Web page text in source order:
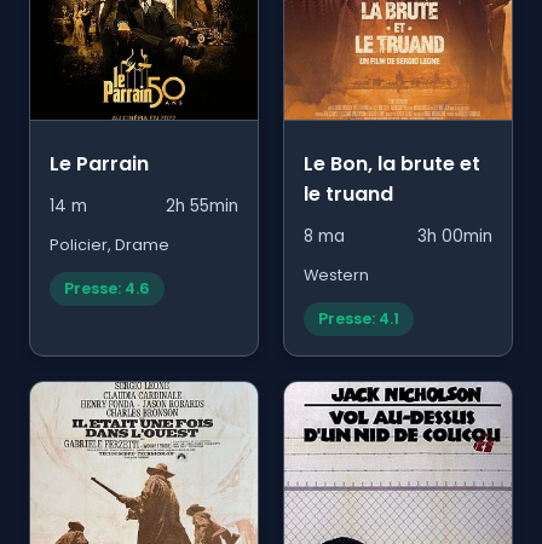
Le Parrain
14 m 2h 55min
Policier, Drame
Presse: 4.6
Le Bon, la brute et
le truand
8 ma 3h 00min
Western
Presse: 4.1